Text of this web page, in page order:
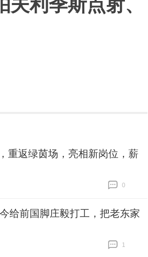
利季斯点射、
重返绿茵场，亮相新岗位，薪
0
给前国脚庄毅打工，把老东家
1